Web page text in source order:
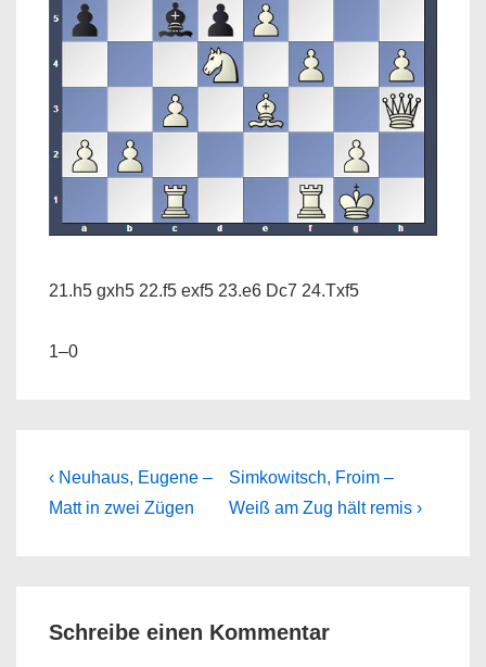
21.h5 gxh5 22.f5 exf5 23.e6 Dc7 24.Txf5
1–0
Beitragsnavigation
Previous
Post
‹ Neuhaus, Eugene –
Matt in zwei Zügen
Next
Post
Simkowitsch, Froim –
Weiß am Zug hält remis ›
Schreibe einen Kommentar